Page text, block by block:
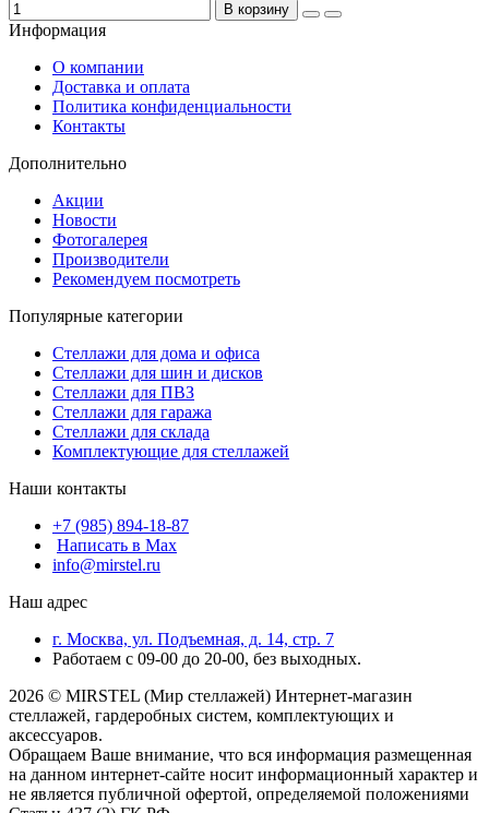
В корзину
Информация
О компании
Доставка и оплата
Политика конфиденциальности
Контакты
Дополнительно
Акции
Новости
Фотогалерея
Производители
Рекомендуем посмотреть
Популярные категории
Стеллажи для дома и офиса
Стеллажи для шин и дисков
Стеллажи для ПВЗ
Стеллажи для гаража
Стеллажи для склада
Комплектующие для стеллажей
Наши контакты
+7 (985) 894-18-87
Написать в Max
info@mirstel.ru
Наш адрес
г. Москва, ул. Подъемная, д. 14, стр. 7
Работаем с 09-00 до 20-00, без выходных.
2026 © MIRSTEL (Мир стеллажей) Интернет-магазин
стеллажей, гардеробных систем, комплектующих и
аксессуаров.
Обращаем Ваше внимание, что вся информация размещенная
на данном интернет-сайте носит информационный характер и
не является публичной офертой, определяемой положениями